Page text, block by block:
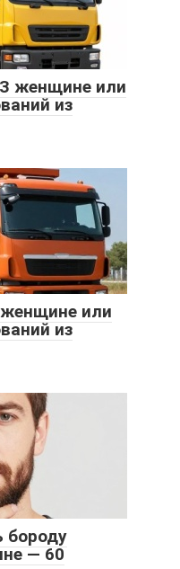
женщине или
из
или
из
бороду
— 60